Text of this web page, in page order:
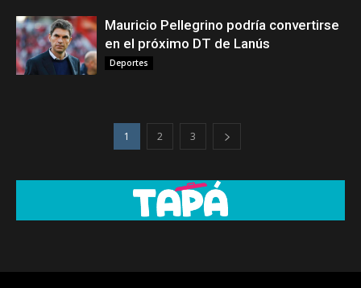
Mauricio Pellegrino podría convertirse
en el próximo DT de Lanús
Deportes
1 2 3